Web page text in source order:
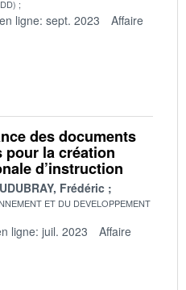
ligne: sept. 2023
Affaire
des documents
pour la création
d’instruction
Frédéric
ET DU DEVELOPPEMENT
ligne: juil. 2023
Affaire